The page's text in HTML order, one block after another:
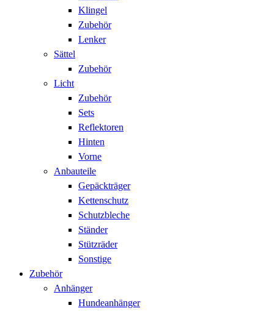
Klingel
Zubehör
Lenker
Sättel
Zubehör
Licht
Zubehör
Sets
Reflektoren
Hinten
Vorne
Anbauteile
Gepäckträger
Kettenschutz
Schutzbleche
Ständer
Stützräder
Sonstige
Zubehör
Anhänger
Hundeanhänger